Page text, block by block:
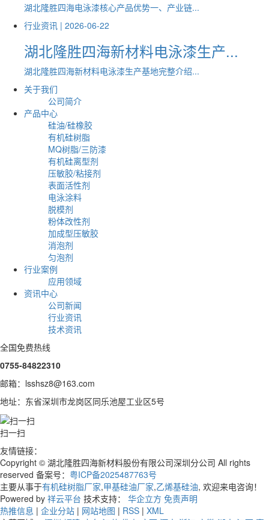
湖北隆胜四海电泳漆核心产品优势一、产业链...
行业资讯 | 2026-06-22
湖北隆胜四海新材料电泳漆生产...
湖北隆胜四海新材料电泳漆生产基地完整介绍...
关于我们
公司简介
产品中心
硅油/硅橡胶
有机硅树脂
MQ树脂/三防漆
有机硅离型剂
压敏胶/粘接剂
表面活性剂
电泳涂料
脱模剂
粉体改性剂
加成型压敏胶
消泡剂
匀泡剂
行业案例
应用领域
资讯中心
公司新闻
行业资讯
技术资讯
全国免费热线
0755-84822310
邮箱：lsshsz8@163.com
地址：东省深圳市龙岗区同乐池屋工业区5号
扫一扫
友情链接：
Copyright © 湖北隆胜四海新材料股份有限公司深圳分公司 All rights
reserved 备案号： 粤ICP备2025487763号
主要从事于有机硅树脂厂家,甲基硅油厂家,乙烯基硅油, 欢迎来电咨询！
Powered by 祥云平台 技术支持： 华企立方 免责声明
热推信息 | 企业分站 | 网站地图 | RSS | XML